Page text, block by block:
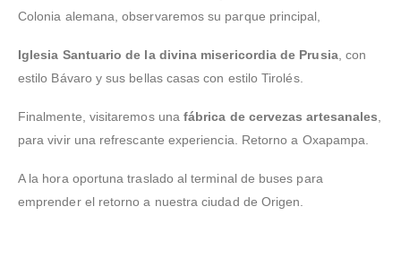
Colonia alemana, observaremos su parque principal,
Iglesia Santuario de la divina misericordia de Prusia, con
estilo Bávaro y sus bellas casas con estilo Tirolés.
Finalmente, visitaremos una fábrica de cervezas artesanales,
para vivir una refrescante experiencia. Retorno a Oxapampa.
A la hora oportuna traslado al terminal de buses para
emprender el retorno a nuestra ciudad de Origen.